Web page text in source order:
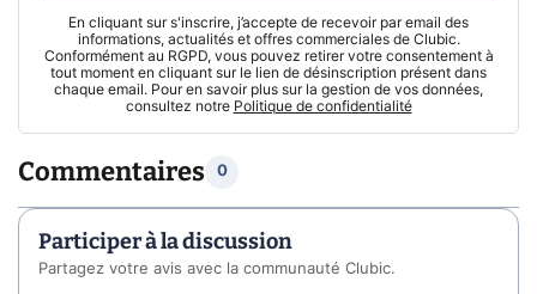
En cliquant sur s'inscrire, j’accepte de recevoir par email des
informations, actualités et offres commerciales de Clubic.
Conformément au RGPD, vous pouvez retirer votre consentement à
tout moment en cliquant sur le lien de désinscription présent dans
chaque email. Pour en savoir plus sur la gestion de vos données,
consultez notre Politique de confidentialité
Commentaires 0
Participer à la discussion
Partagez votre avis avec la communauté Clubic.